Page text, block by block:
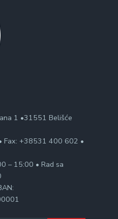
1 •31551 Belišće
+38531 400 602 •
– 15:00 • Rad sa